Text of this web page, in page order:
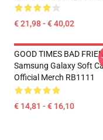
€ 21,98 - € 40,02
GOOD TIMES BAD
Samsung Galaxy Soft
Official Merch RB1111
€ 14,81 - € 16,10